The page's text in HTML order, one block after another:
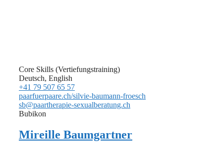
Core Skills (Vertiefungstraining)
Deutsch, English
+41 79 507 65 57
paarfuerpaare.ch/silvie-baumann-froesch
sb@paartherapie-sexualberatung.ch
Bubikon
Mireille Baumgartner